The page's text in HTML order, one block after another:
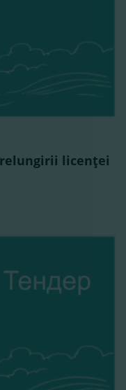
licenţei